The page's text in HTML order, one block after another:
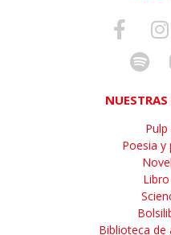
Pulp
Poesia y
Biblioteca de